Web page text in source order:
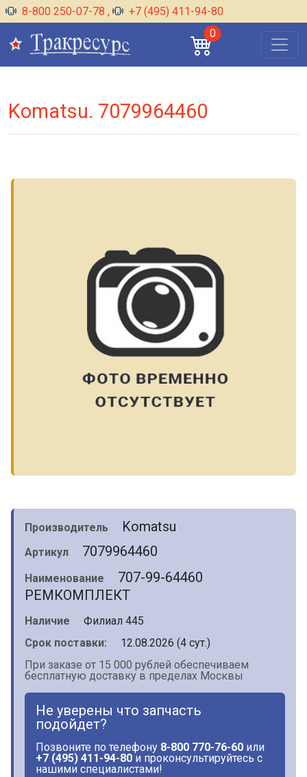
8-800 250-07-78 ,
+7 (495) 411-94-80
0
Komatsu. 7079964460
Производитель Komatsu
Артикул 7079964460
Наименование
707-99-64460
РЕМКОМПЛЕКТ
Наличие
Филиал 445
Срок поставки:
12.08.2026 (4 сут.)
При заказе от 15 000 рублей обеспечиваем
бесплатную доставку в пределах Москвы
Не уверены что запчасть
подойдет?
Позвоните по телефону 8-800 770-76-60 или
+7 (495) 411-94-80 и проконсультируйтесь с
нашими специалистами!